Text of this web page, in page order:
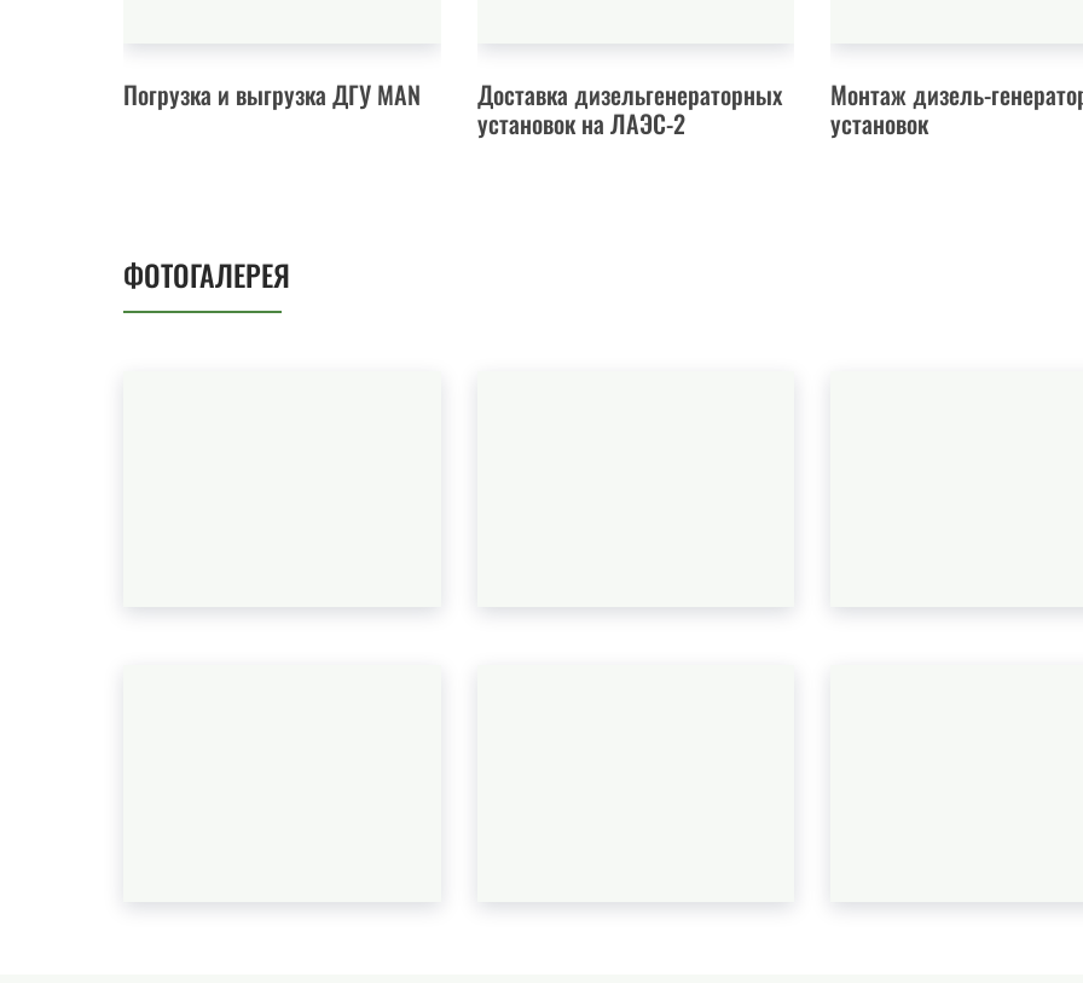
Погрузка и выгрузка ДГУ MAN
Доставка дизельгенераторных
установок на ЛАЭС-2
Монтаж дизель-
установок
ФОТОГАЛЕРЕЯ